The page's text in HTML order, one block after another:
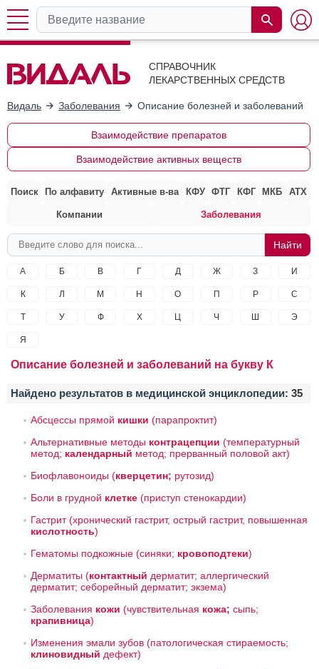
СПРАВОЧНИК
ЛЕКАРСТВЕННЫХ СРЕДСТВ
Видаль Заболевания Описание болезней и заболеваний на
Взаимодействие препаратов
Взаимодействие активных веществ
Поиск По алфавиту Активные в-ва КФУ ФТГ КФГ МКБ АТХ
Компании Заболевания
А Б В Г Д Ж З И
К Л М Н О П Р С
Т У Ф Х Ц Ч Ш Э
Я
Описание болезней и заболеваний на букву К
Найдено результатов в медицинской энциклопедии: 35
Абсцессы прямой кишки (парапроктит)
Альтернативные методы контрацепции (температурный
метод; календарный метод; прерванный половой акт)
Биофлавоноиды (кверцетин; рутозид)
Боли в грудной клетке (приступ стенокардии)
Гастрит(хронический гастрит, острый гастрит, повышенная
кислотность)
Гематомы подкожные (синяки; кровоподтеки)
Дерматиты (контактный дерматит; аллергический
дерматит; себорейный дерматит; экзема)
Заболевания кожи (чувствительная кожа; сыпь;
крапивница)
Изменения эмали зубов (патологическая стираемость;
клиновидный дефект)